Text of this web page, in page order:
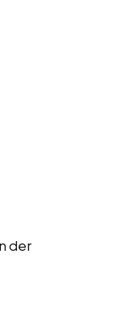
der